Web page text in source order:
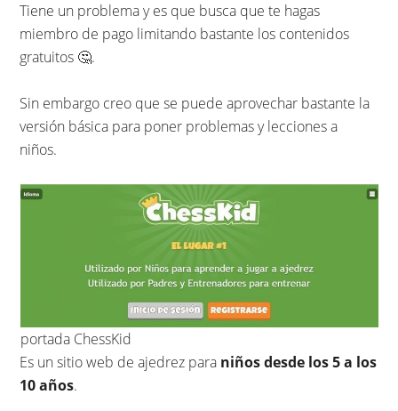
Tiene un problema y es que busca que te hagas
miembro de pago limitando bastante los contenidos
gratuitos 🤔.
Sin embargo creo que se puede aprovechar bastante la
versión básica para poner problemas y lecciones a
niños.
portada ChessKid
Es un sitio web de ajedrez para niños desde los 5 a los
10 años.